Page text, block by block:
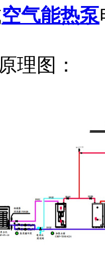
空气能热泵
理图：